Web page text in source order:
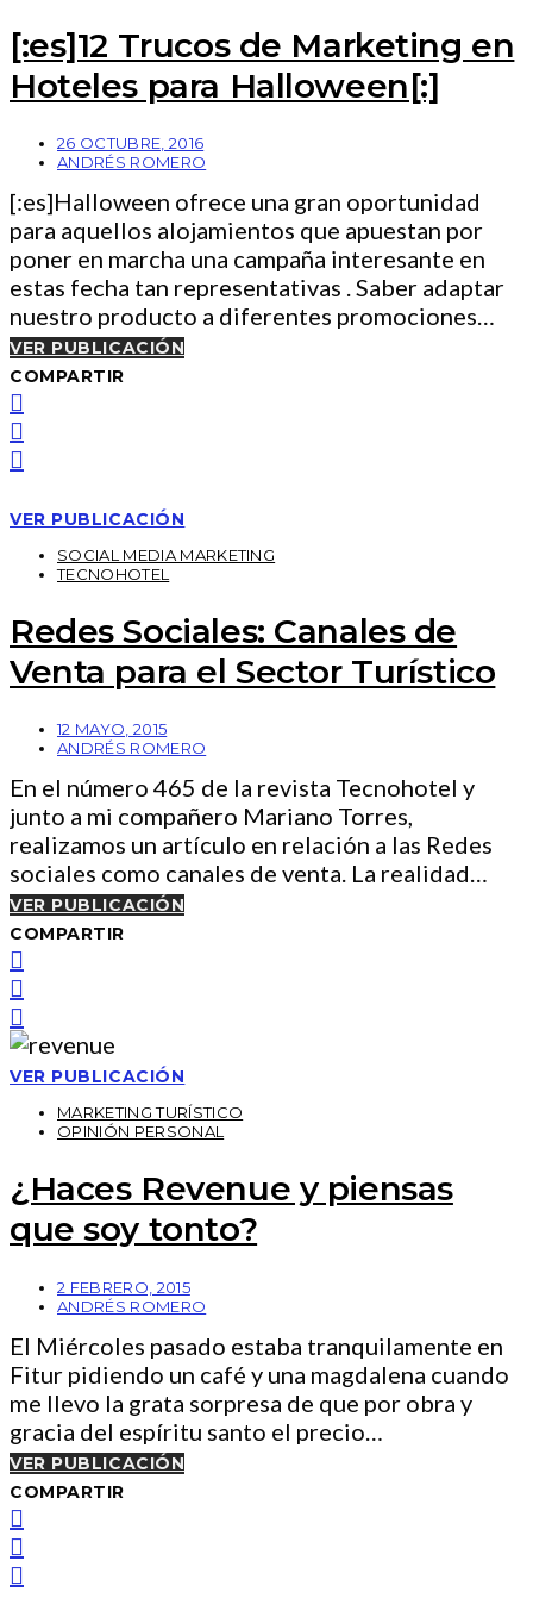
[:es]12 Trucos de Marketing en
Hoteles para Halloween[:]
26 OCTUBRE, 2016
ANDRÉS ROMERO
[:es]Halloween ofrece una gran oportunidad
para aquellos alojamientos que apuestan por
poner en marcha una campaña interesante en
estas fecha tan representativas . Saber adaptar
nuestro producto a diferentes promociones…
VER PUBLICACIÓN
COMPARTIR
VER PUBLICACIÓN
SOCIAL MEDIA MARKETING
TECNOHOTEL
Redes Sociales: Canales de
Venta para el Sector Turístico
12 MAYO, 2015
ANDRÉS ROMERO
En el número 465 de la revista Tecnohotel y
junto a mi compañero Mariano Torres,
realizamos un artículo en relación a las Redes
sociales como canales de venta. La realidad…
VER PUBLICACIÓN
COMPARTIR
VER PUBLICACIÓN
MARKETING TURÍSTICO
OPINIÓN PERSONAL
¿Haces Revenue y piensas
que soy tonto?
2 FEBRERO, 2015
ANDRÉS ROMERO
El Miércoles pasado estaba tranquilamente en
Fitur pidiendo un café y una magdalena cuando
me llevo la grata sorpresa de que por obra y
gracia del espíritu santo el precio…
VER PUBLICACIÓN
COMPARTIR